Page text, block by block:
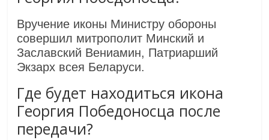
Вручение иконы Министру обороны
совершил митрополит Минский и
Заславский Вениамин, Патриарший
Экзарх всея Беларуси.
Где будет находиться икона
Георгия Победоносца после
передачи?